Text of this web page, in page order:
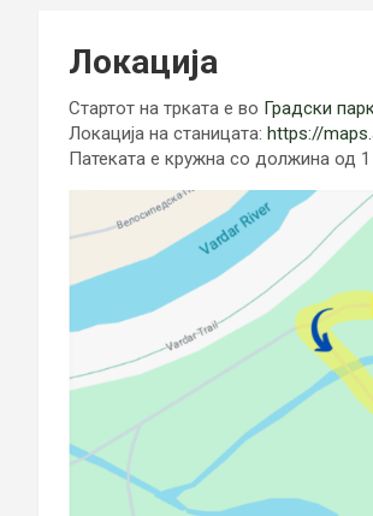
Локација
Стартот на трката е во Градски
Локација на станицата: https://
Патеката е кружна со должина од 1